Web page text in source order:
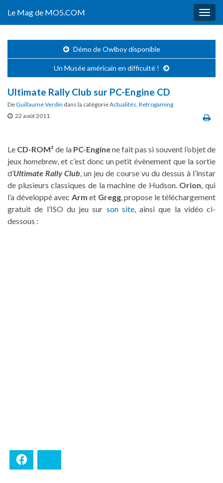
Le Mag de MO5.COM
Démo de Owlboy disponible
Un Musée américain en difficulté !
Ultimate Rally Club sur PC-Engine CD
DeGuillaume Verdin dans la catégorieActualités, Retrogaming
22 août 2011
Le CD-ROM² de la PC-Enginene fait pas si souvent l’objet de
jeux homebrew, et c’est donc un petit évènement que la sortie
d’Ultimate Rally Club, un jeu de course vu du dessus à l’instar
de plusieurs classiques de la machine de Hudson. Orion, qui
l’a développé avec Arm et Gregg, propose le téléchargement
gratuit de l’ISO du jeu sur son site, ainsi que la vidéo ci-
dessous :